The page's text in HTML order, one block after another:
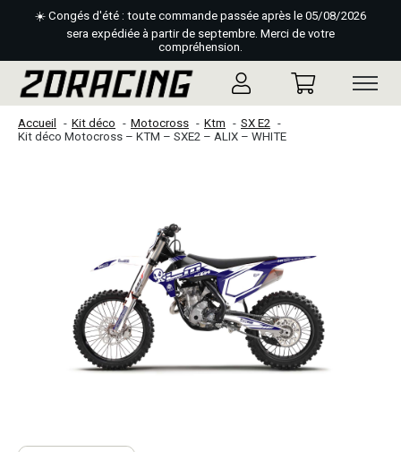
☀️ Congés d'été : toute commande passée après le 05/08/2026
sera expédiée à partir de septembre. Merci de votre
compréhension.
Accueil Kit déco Motocross Ktm
SX E2
Kit déco Motocross – KTM – SXE2 – ALIX – WHITE